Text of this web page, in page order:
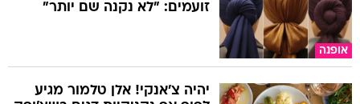
אופנה
זועמים: "לא נקנה שם יותר"
יהיה צ'אנקי! אלן טלמור מגיע